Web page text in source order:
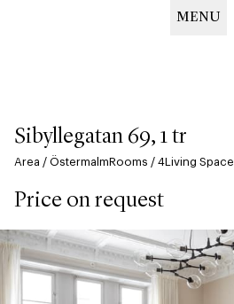
MENU
Sibyllegatan 69, 1 tr
Area / ÖstermalmRooms / 4Living Space
Price on request